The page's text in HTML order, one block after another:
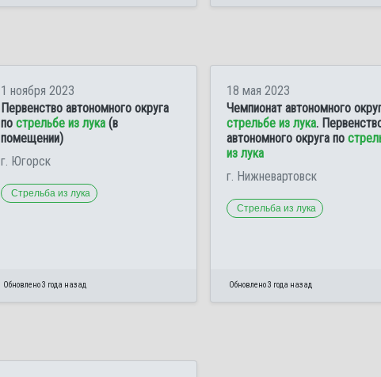
1 ноября 2023
Первенство автономного округа
по стрельбе из лука (в
помещении)
г. Югорск
Стрельба из лука
Обновлено 3 года назад
18 мая 2023
Чемпионат автономного
стрельбе из лука.
автономного округа по
из лука
г. Нижневартовск
Стрельба из лука
Обновлено 3 года назад